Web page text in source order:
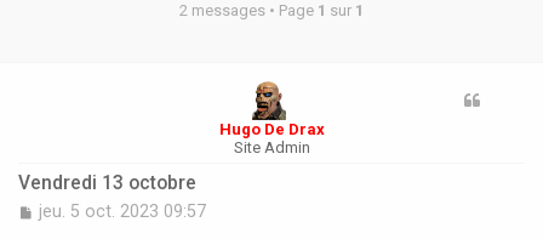
2 messages • Page 1 sur 1
Hugo De Drax
Site Admin
Vendredi 13 octobre
M
jeu. 5 oct. 2023 09:57